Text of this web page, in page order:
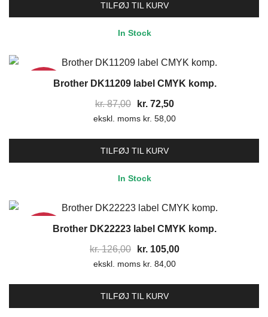
var:
kr. 117,00.kr. 97,50.
TILFØJ TIL KURV
In Stock
17%Brother DK11209 label CMYK komp.
kr.87,00
Den
oprindelige
var:
kr. 87,00.
kr. 72,50Den
aktuelle
kr. 72,50.
ekskl. moms kr. 58,00
TILFØJ TIL KURV
In Stock
17%Brother DK22223 label CMYK komp.
kr.126,00
Den
oprindelige
var:
kr. 126,00.
kr. 105,00Den
kr. 105,00.
ekskl. moms kr. 84,00
TILFØJ TIL KURV